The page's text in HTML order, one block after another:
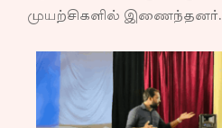
முயற்சிகளில் இணைந்தனர்.